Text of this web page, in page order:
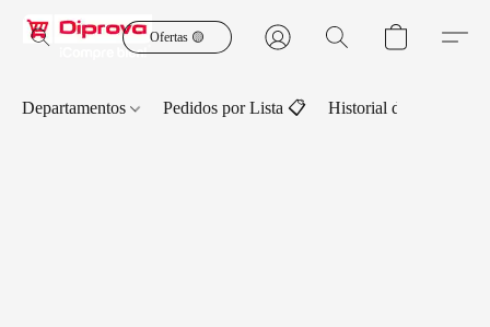
Ofertas 🟡
Departamentos Pedidos por Lista 📋 Historial de Pedidos